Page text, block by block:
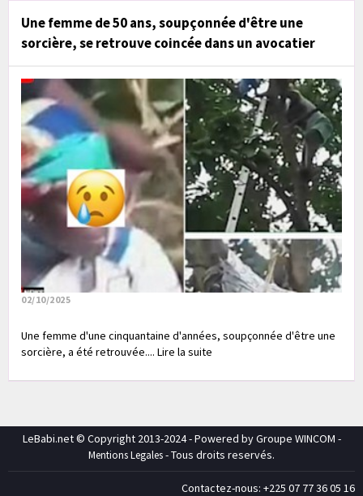
Une femme de 50 ans, soupçonnée d'être une
sorcière, se retrouve coincée dans un avocatier
02/10/2025
Une femme d'une cinquantaine d'années, soupçonnée d'être une
sorcière, a été retrouvée.... Lire la suite
LeBabi.net © Copyright 2013-2024 - Powered by Groupe WINCOM -
Mentions Legales- Tous droits reservés.
Contactez-nous: +225 07 77 36 05 16